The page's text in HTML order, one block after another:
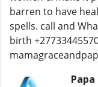
barren to have
spells. call and
birth
Papa